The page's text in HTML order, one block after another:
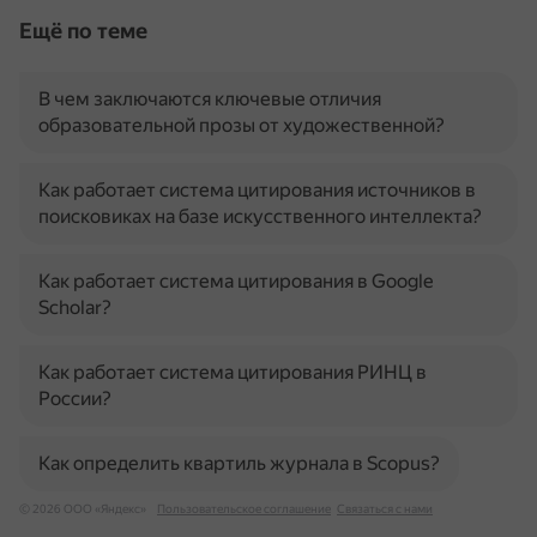
Ещё по теме
В чем заключаются ключевые отличия
образовательной прозы от художественной?
Как работает система цитирования источников в
поисковиках на базе искусственного интеллекта?
Как работает система цитирования в Google
Scholar?
Как работает система цитирования РИНЦ в
России?
Как определить квартиль журнала в Scopus?
© 2026 ООО «Яндекс» Пользовательское соглашение Связаться с нами